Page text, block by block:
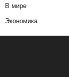
В мире
Экономика